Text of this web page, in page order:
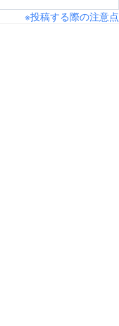
※投稿する際の注意点